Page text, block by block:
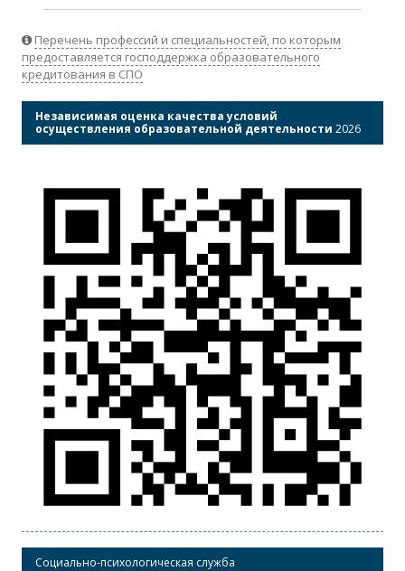
Перечень профессий и специальностей, по которым
предоставляется господдержка образовательного
кредитования в СПО
Независимая оценка качества условий
осуществления образовательной деятельности 2026
Социально-психологическая служба